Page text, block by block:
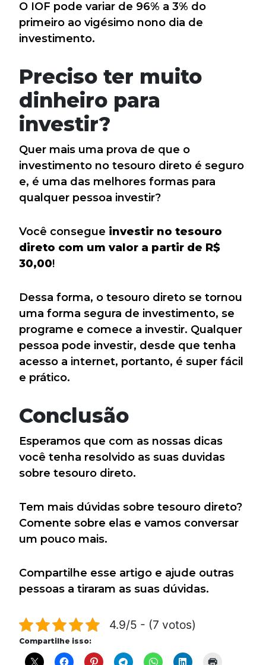
O IOF pode variar de 96% a 3% do
primeiro ao vigésimo nono dia de
investimento.
Preciso ter muito
dinheiro para
investir?
Quer mais uma prova de que o
investimento no tesouro direto é seguro
e, é uma das melhores formas para
qualquer pessoa investir?
Você consegue investir no tesouro
direto com um valor a partir de R$
30,00!
Dessa forma, o tesouro direto se tornou
uma forma segura de investimento, se
programe e comece a investir. Qualquer
pessoa pode investir, desde que tenha
acesso a internet, portanto, é super fácil
e prático.
Conclusão
Esperamos que com as nossas dicas
você tenha resolvido as suas duvidas
sobre tesouro direto.
Tem mais dúvidas sobre tesouro direto?
Comente sobre elas e vamos conversar
um pouco mais.
Compartilhe esse artigo e ajude outras
pessoas a tiraram as suas dúvidas.
4.9/5 - (7 votos)
Compartilhe isso: